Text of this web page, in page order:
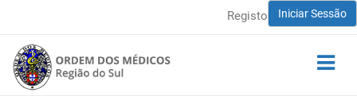
Iniciar Sessão
Registo